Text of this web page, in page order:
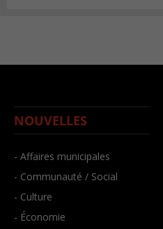
NOUVELLES
- Affaires municipales
- Communauté / Social
- Culture
- Économie